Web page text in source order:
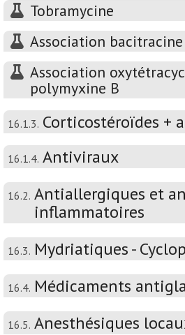
Tobramycine
Association
Association
polymyxine B
16.1.3. Corticostéroïdes +
16.1.4. Antiviraux
16.2. Antiallergiques et
inflammatoires
16.3. Mydriatiques -
16.4. Médicaments
16.5. Anesthésiques